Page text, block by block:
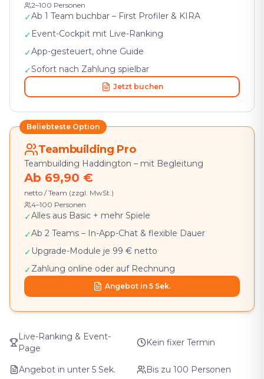
2–100 Personen
✓Ab 1 Team buchbar – First Profiler & KIRA
✓ Event-Cockpit mit Live-Ranking
✓App-gesteuert, ohne Guide
✓Sofort nach Zahlung spielbar
Jetzt buchen
Beliebteste Option
Teambuilding Pro
Teambuilding Haddington – mit Begleitung
Ab 69,90 €
netto / Team (zzgl. MwSt.)
4–100 Personen
✓Alles aus Basic + mehr Spiele
✓Ab 2 Teams – In-App-Chat & flexible Dauer
✓ Upgrade-Module je 99 € netto
✓Zahlung online oder auf Rechnung
Angebot in 5 Sek.
Live-Ranking & Event-
Page
Kein fixer Termin
Angebot in unter 5 Sek. Bis zu 100 Personen